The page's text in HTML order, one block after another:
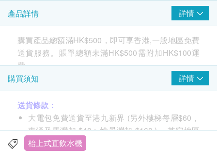
產品詳情 詳情
購買產品總額滿HK$500，即可享香港,一般地區免費
送貨服務。賬單總額未滿HK$500需附加HK$100運
費。
比煮沸更好
不僅有 RO 過濾，且使用極為方便
無需安裝
購買須知 詳情
送貨條款：
大電包免費送貨至港九新界 (另外樓梯每層$60，
東涌及馬灣加 $40 ; 愉景灣加 $160 )， 其它地區
及村屋請向商戶查詢另行報價。
枱上式直飲水機